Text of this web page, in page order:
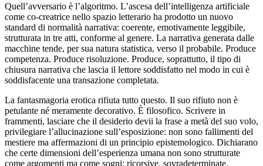
Quell’avversario è l’algoritmo. L’ascesa dell’intelligenza artificiale
come co-creatrice nello spazio letterario ha prodotto un nuovo
standard di normalità narrativa: coerente, emotivamente leggibile,
strutturata in tre atti, conforme al genere. La narrativa generata dalle
macchine tende, per sua natura statistica, verso il probabile. Produce
competenza. Produce risoluzione. Produce, soprattutto, il tipo di
chiusura narrativa che lascia il lettore soddisfatto nel modo in cui è
soddisfacente una transazione completata.
La fantasmagoria erotica rifiuta tutto questo. Il suo rifiuto non è
petulante né meramente decorativo. È filosofico. Scrivere in
frammenti, lasciare che il desiderio devii la frase a metà del suo volo,
privilegiare l’allucinazione sull’esposizione: non sono fallimenti del
mestiere ma affermazioni di un principio epistemologico. Dichiarano
che certe dimensioni dell’esperienza umana non sono strutturate
come argomenti ma come sogni: ricorsive, sovradeterminate,